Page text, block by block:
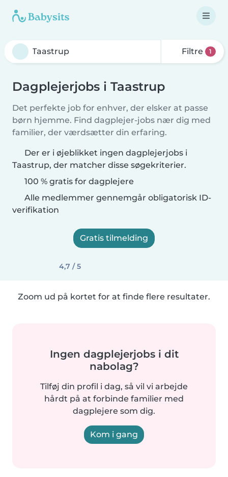
Filtre 1
Dagplejerjobs i Taastrup
Det perfekte job for enhver, der elsker at passe
børn hjemme. Find dagplejer-jobs nær dig med
familier, der værdsætter din erfaring.
Der er i øjeblikket ingen dagplejerjobs i
Taastrup, der matcher disse søgekriterier.
100 % gratis for dagplejere
Alle medlemmer gennemgår obligatorisk ID-
verifikation
Gratis tilmelding
4,7 / 5
Zoom ud på kortet for at finde flere resultater.
Ingen dagplejerjobs i dit
nabolag?
Tilføj din profil i dag, så vil vi arbejde
hårdt på at forbinde familier med
dagplejere som dig.
Kom i gang